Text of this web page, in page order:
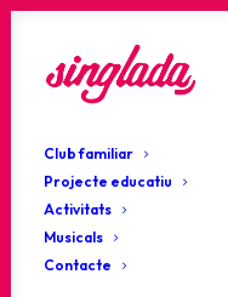
Club familiar
Projecte educatiu
Activitats
Musicals
Contacte